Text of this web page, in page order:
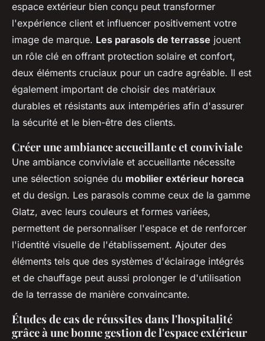
espace extérieur bien conçu peut transformer
l'expérience client et influencer positivement votre
image de marque. Les parasols de terrasse jouent
un rôle clé en offrant protection solaire et confort,
deux éléments cruciaux pour un cadre agréable. Il est
également important de choisir des matériaux
durables et résistants aux intempéries afin d'assurer
la sécurité et le bien-être des clients.
Créer une ambiance accueillante et conviviale
Une ambiance conviviale et accueillante nécessite
une sélection soignée du mobilier extérieur horeca
et du design. Les parasols comme ceux de la gamme
Glatz, avec leurs couleurs et formes variées,
permettent de personnaliser l'espace et de renforcer
l'identité visuelle de l'établissement. Ajouter des
éléments tels que des systèmes d'éclairage intégrés
et de chauffage peut aussi prolonger le d'utilisation
de la terrasse de manière convaincante.
Études de cas de réussites dans l'hospitalité
grâce à une bonne gestion de l'espace extérieur